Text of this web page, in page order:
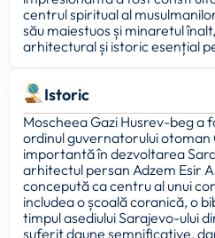
centrul spiritual al
său maiestuos și minaretul
arhitectural și istoric esențial
Istoric
Moscheea Gazi Husrev-beg a
ordinul guvernatorului otoman
importantă în dezvoltarea
arhitectul persan Adzem Esir
concepută ca centru al unui
includea o școală coranică, o
timpul asediului Sarajevo-ului
suferit daune semnificative,